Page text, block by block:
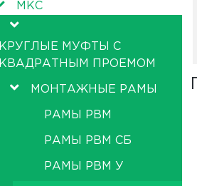
МКС
КРУГЛЫЕ МУФТЫ С
КВАДРАТНЫМ ПРОЕМОМ
МОНТАЖНЫЕ РАМЫ
РАМЫ РВМ
РАМЫ РВМ СБ
РАМЫ РВМ У